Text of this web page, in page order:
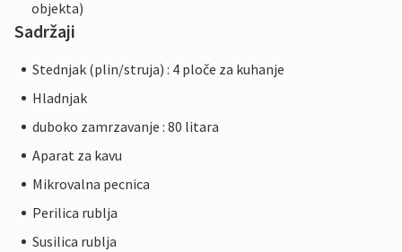
objekta)
Sadržaji
Stednjak (plin/struja) : 4 ploče za kuhanje
Hladnjak
duboko zamrzavanje : 80 litara
Aparat za kavu
Mikrovalna pecnica
Perilica rublja
Susilica rublja